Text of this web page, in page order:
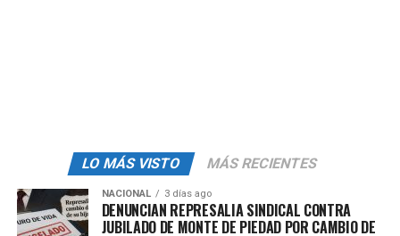
laborales advierten que, en un contexto nacional donde
se impulsa la libertad de asociación y la negociación
auténtica, continuar privilegiando acuerdos internos
por encima de las necesidades de los trabajadores
LO MÁS VISTO MÁS RECIENTES
NACIONAL 3 días ago
DENUNCIAN REPRESALIA SINDICAL CONTRA
JUBILADO DE MONTE DE PIEDAD POR CAMBIO DE